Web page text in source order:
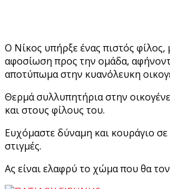
Ο Νίκος υπήρξε ένας πιστός φίλος,
αφοσίωση προς την ομάδα,
αποτύπωμα στην κυανόλευκη
Θερμά συλλυπητήρια στην
και στους φίλους του.
Ευχόμαστε δύναμη και κουράγιο σε
στιγμές.
Ας είναι ελαφρύ το χώμα που θα